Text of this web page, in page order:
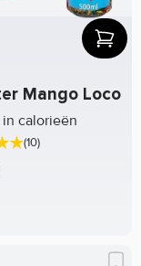
Mango Loco
in calorieën
(10)